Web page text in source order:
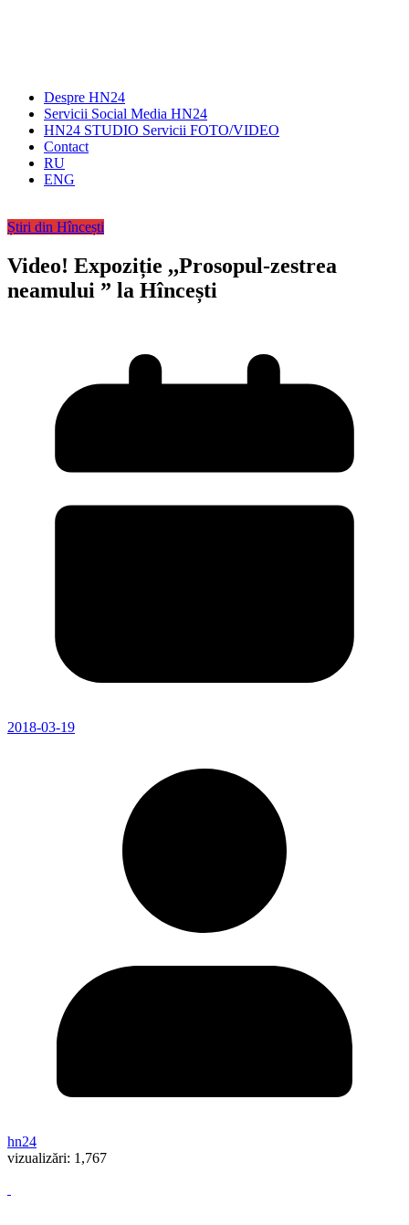
Despre HN24
Servicii Social Media HN24
HN24 STUDIO Servicii FOTO/VIDEO
Contact
RU
ENG
Știri din Hîncești
Video! Expoziție ,,Prosopul-zestrea
neamului ” la Hîncești
2018-03-19
hn24
vizualizări: 1,767